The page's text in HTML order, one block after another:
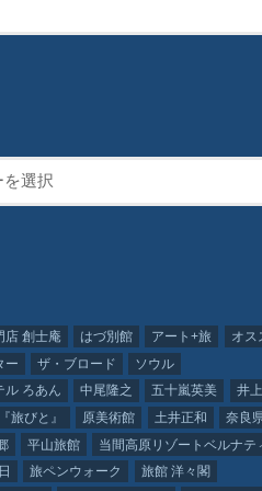
店 創士庵 はづ別館 アート+旅
オス
ー
ザ・ブロード
ソウル
ル ろあん
中尾隆之 五十嵐英美
井
旅びと』 原美術館 土井正和
奈良
平山旅館
当間高原リゾートベルナテ
旅ペンウォーク
旅館 洋々閣